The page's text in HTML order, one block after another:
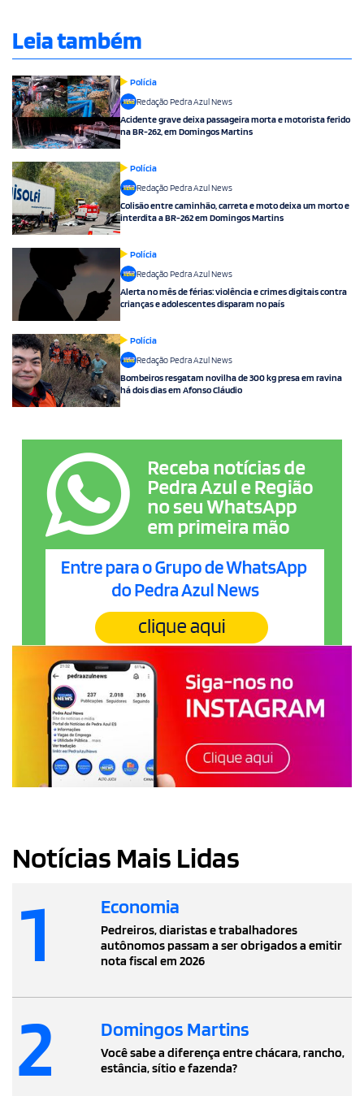
Leia também
Polícia
Redação Pedra Azul News
Acidente grave deixa passageira morta e motorista ferido
na BR-262, em Domingos Martins
Polícia
Redação Pedra Azul News
Colisão entre caminhão, carreta e moto deixa um morto e
interdita a BR-262 em Domingos Martins
Polícia
Redação Pedra Azul News
Alerta no mês de férias: violência e crimes digitais contra
crianças e adolescentes disparam no país
Polícia
Redação Pedra Azul News
Bombeiros resgatam novilha de 300 kg presa em ravina
há dois dias em Afonso Cláudio
Notícias Mais Lidas
1 Economia
Pedreiros, diaristas e trabalhadores
autônomos passam a ser obrigados a emitir
nota fiscal em 2026
2 Domingos Martins
Você sabe a diferença entre chácara, rancho,
estância, sítio e fazenda?